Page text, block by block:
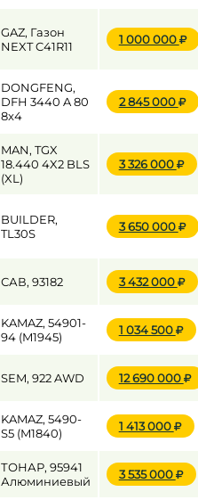
GAZ, Газон
NEXT C41R11
1 000 000
DONGFENG,
DFH 3440 A 80
8x4
2 845 000
MAN, TGX
18.440 4X2 BLS
(XL)
3 326 000
BUILDER,
TL30S
3 650 000
САВ, 93182 3 432 000
KAMAZ, 54901-
94 (M1945)
1 034 500
SEM, 922 AWD 12 690 000
KAMAZ, 5490-
S5 (M1840)
1 413 000
ТОНАР, 95941
Алюминиевый
3 535 000